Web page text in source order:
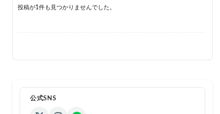
投稿が1件も見つかりませんでした。
公式SNS